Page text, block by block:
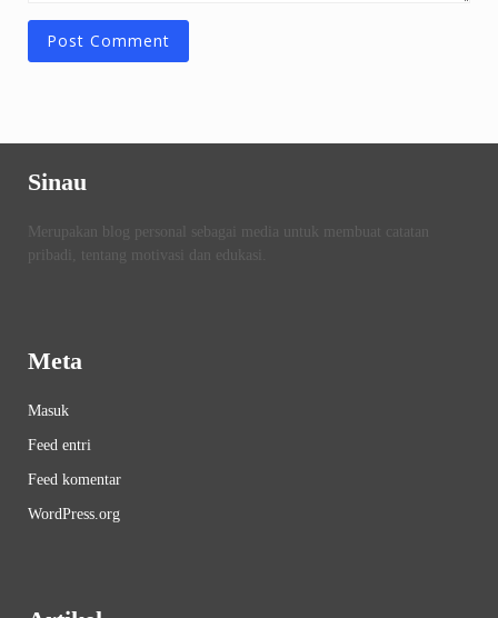
Sinau
Merupakan blog personal sebagai media untuk membuat catatan
pribadi, tentang motivasi dan edukasi.
Meta
Masuk
Feed entri
Feed komentar
WordPress.org